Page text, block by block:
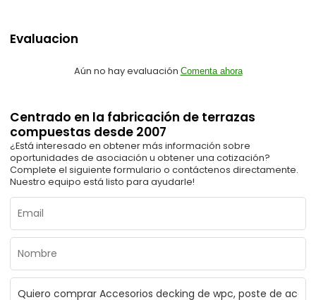
Evaluacion
Aún no hay evaluación Comenta ahora
Centrado en la fabricación de terrazas
compuestas desde 2007
¿Está interesado en obtener más información sobre
oportunidades de asociación u obtener una cotización?
Complete el siguiente formulario o contáctenos directamente.
Nuestro equipo está listo para ayudarle!